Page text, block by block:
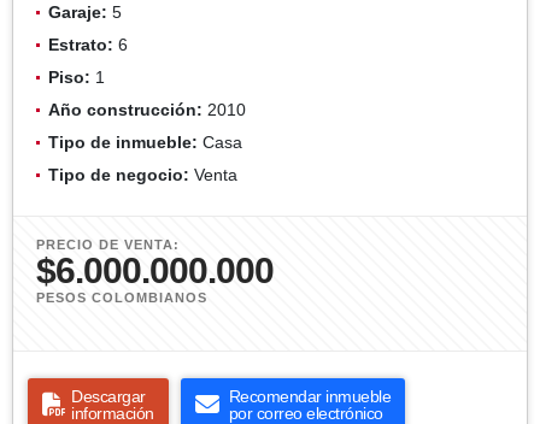
Garaje: 5
Estrato: 6
Piso: 1
Año construcción: 2010
Tipo de inmueble: Casa
Tipo de negocio: Venta
PRECIO DE VENTA:
$6.000.000.000
PESOS COLOMBIANOS
Descargar
información
Recomendar inmueble
por correo electrónico